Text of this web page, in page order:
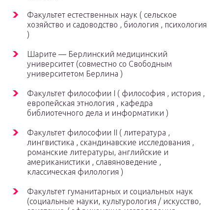
Факультет естественных наук ( сельское
хозяйство и садоводство , биология , психология
)
Шарите — Берлинский медицинский
университет (совместно со Свободным
университетом Берлина )
Факультет философии I ( философия , история ,
европейская этнология , кафедра
библиотечного дела и информатики )
Факультет философии II ( литература ,
лингвистика , скандинавские исследования ,
романские литературы, английские и
американистики , славяноведение ,
классическая филология )
Факультет гуманитарных и социальных наук
(социальные науки, культурология / искусство,